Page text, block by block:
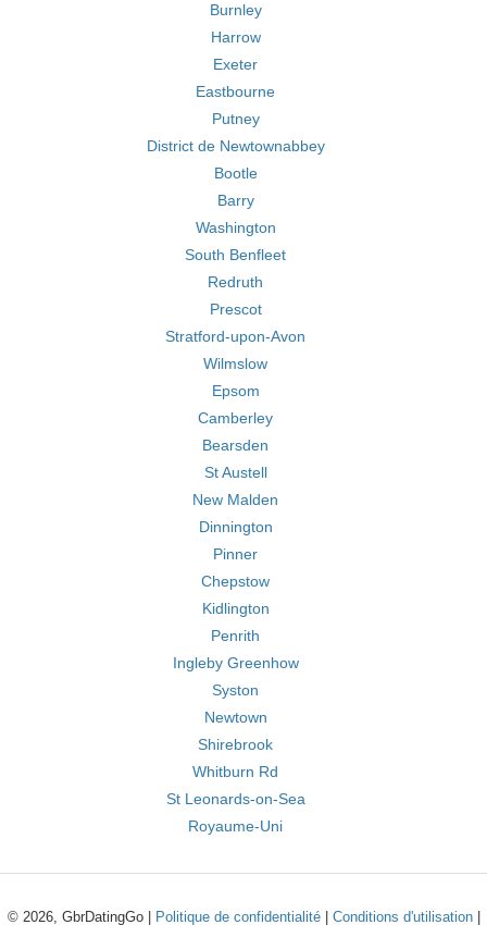
Burnley
Harrow
Exeter
Eastbourne
Putney
District de Newtownabbey
Bootle
Barry
Washington
South Benfleet
Redruth
Prescot
Stratford-upon-Avon
Wilmslow
Epsom
Camberley
Bearsden
St Austell
New Malden
Dinnington
Pinner
Chepstow
Kidlington
Penrith
Ingleby Greenhow
Syston
Newtown
Shirebrook
Whitburn Rd
St Leonards-on-Sea
Royaume-Uni
© 2026, GbrDatingGo | Politique de confidentialité| Conditions d'utilisation|